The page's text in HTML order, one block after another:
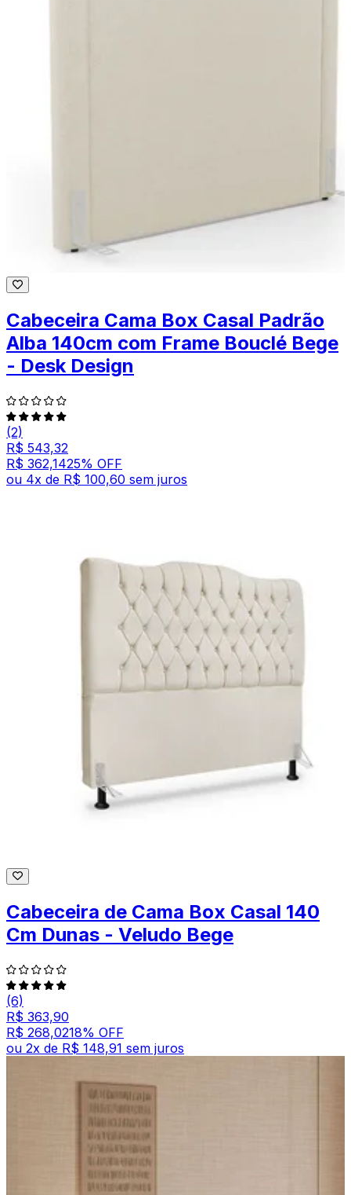
Cabeceira Cama Box Casal Padrão
Alba 140cm com Frame Bouclé Bege
- Desk Design
(2)
R$ 543,32
R$ 362,1425% OFF
ou 4x de R$ 100,60 sem juros
Cabeceira de Cama Box Casal 140
Cm Dunas - Veludo Bege
(6)
R$ 363,90
R$ 268,0218% OFF
ou 2x de R$ 148,91 sem juros